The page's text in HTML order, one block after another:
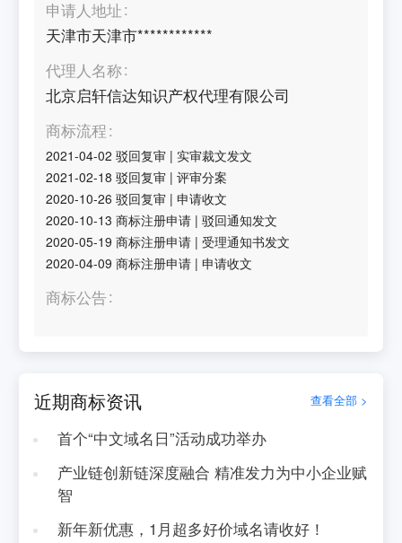
申请人地址
天津市天津市************
代理人名称
北京启轩信达知识产权代理有限公司
商标流程
2021-04-02 驳回复审 | 实审裁文发文
2021-02-18 驳回复审 |评审分案
2020-10-26 驳回复审 |申请收文
2020-10-13 商标注册申请 |驳回通知发文
2020-05-19 商标注册申请 |受理通知书发文
2020-04-09 商标注册申请 |申请收文
商标公告
近期商标资讯 查看全部 >
首个“中文域名日”活动成功举办
产业链创新链深度融合 精准发力为中小企业赋
智
新年新优惠，1月超多好价域名请收好！